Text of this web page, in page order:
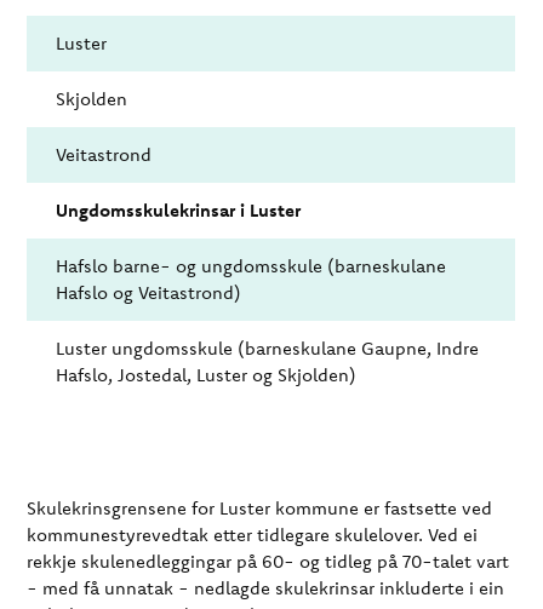
Luster
Skjolden
Veitastrond
Ungdomsskulekrinsar i Luster
Hafslo barne- og ungdomsskule (barneskulane
Hafslo og Veitastrond)
Luster ungdomsskule (barneskulane Gaupne, Indre
Hafslo, Jostedal, Luster og Skjolden)
Skulekrinsgrensene for Luster kommune er fastsette ved
kommunestyrevedtak etter tidlegare skulelover. Ved ei
rekkje skulenedleggingar på 60- og tidleg på 70-talet vart
- med få unnatak - nedlagde skulekrinsar inkluderte i ein